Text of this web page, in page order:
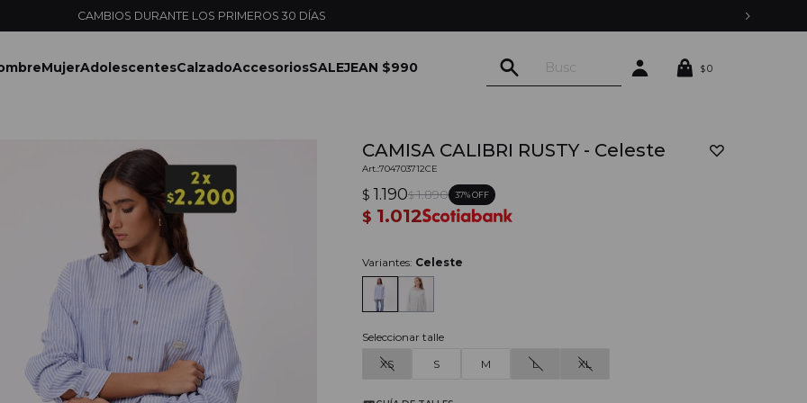
ENVÍOS EXPRESS EN MONTEVIDEO CON PEDIDOS YA
MujerAdolescentesCalzadoAccesoriosSALEJEAN $990 $0
CAMISA CALIBRI RUSTY - Celeste
704703712CE
$ 1.190$ 1.890 37
$ 1.012
Variantes: Celeste
Seleccionar talle
XS
S M L XL